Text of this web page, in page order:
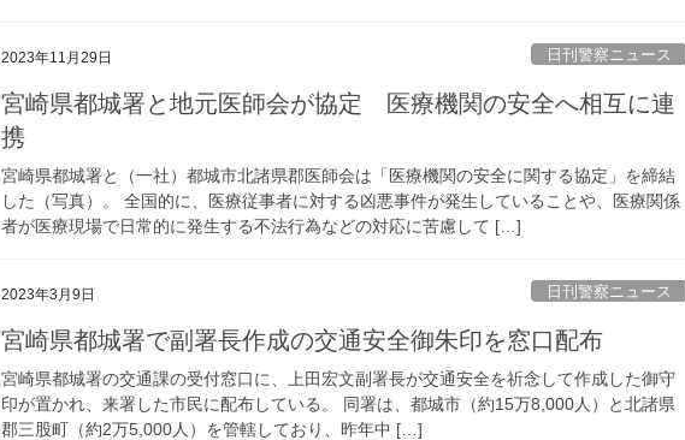
2023年11月29日 日刊警察ニュース
宮崎県都城署と地元医師会が協定 医療機関の安全へ相互に連
携
宮崎県都城署と（一社）都城市北諸県郡医師会は「医療機関の安全に関する協定」を締結
した（写真）。 全国的に、医療従事者に対する凶悪事件が発生していることや、医療関係
者が医療現場で日常的に発生する不法行為などの対応に苦慮して […]
2023年3月9日 日刊警察ニュース
宮崎県都城署で副署長作成の交通安全御朱印を窓口配布
宮崎県都城署の交通課の受付窓口に、上田宏文副署長が交通安全を祈念して作成した御守
印が置かれ、来署した市民に配布している。 同署は、都城市（約15万8,000人）と北諸県
郡三股町（約2万5,000人）を管轄しており、昨年中 […]